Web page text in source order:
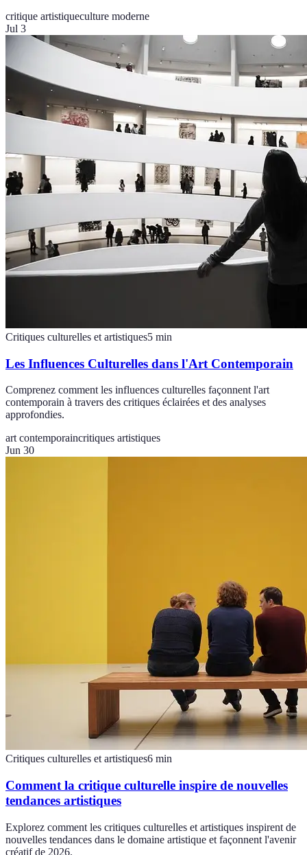
critique artistiqueculture moderne
Jul 3
Critiques culturelles et artistiques5 min
Les Influences Culturelles dans l'Art Contemporain
Comprenez comment les influences culturelles façonnent l'art
contemporain à travers des critiques éclairées et des analyses
approfondies.
art contemporaincritiques artistiques
Jun 30
Critiques culturelles et artistiques6 min
Comment la critique culturelle inspire de nouvelles
tendances artistiques
Explorez comment les critiques culturelles et artistiques inspirent de
nouvelles tendances dans le domaine artistique et façonnent l'avenir
créatif de 2026.